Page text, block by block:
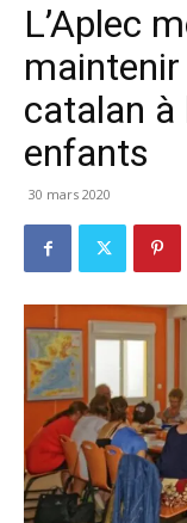
L’Aplec
catalan à
enfants
30 mars 2020